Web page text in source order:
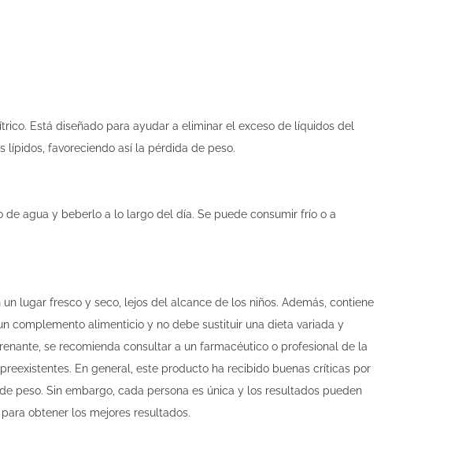
Está diseñado para ayudar a eliminar el exceso de líquidos del
favoreciendo así la pérdida de peso.
agua y beberlo a lo largo del día. Se puede consumir frío o a
lugar fresco y seco, lejos del alcance de los niños. Además, contiene
complemento alimenticio y no debe sustituir una dieta variada y
se recomienda consultar a un farmacéutico o profesional de la
En general, este producto ha recibido buenas críticas por
peso. Sin embargo, cada persona es única y los resultados pueden
obtener los mejores resultados.